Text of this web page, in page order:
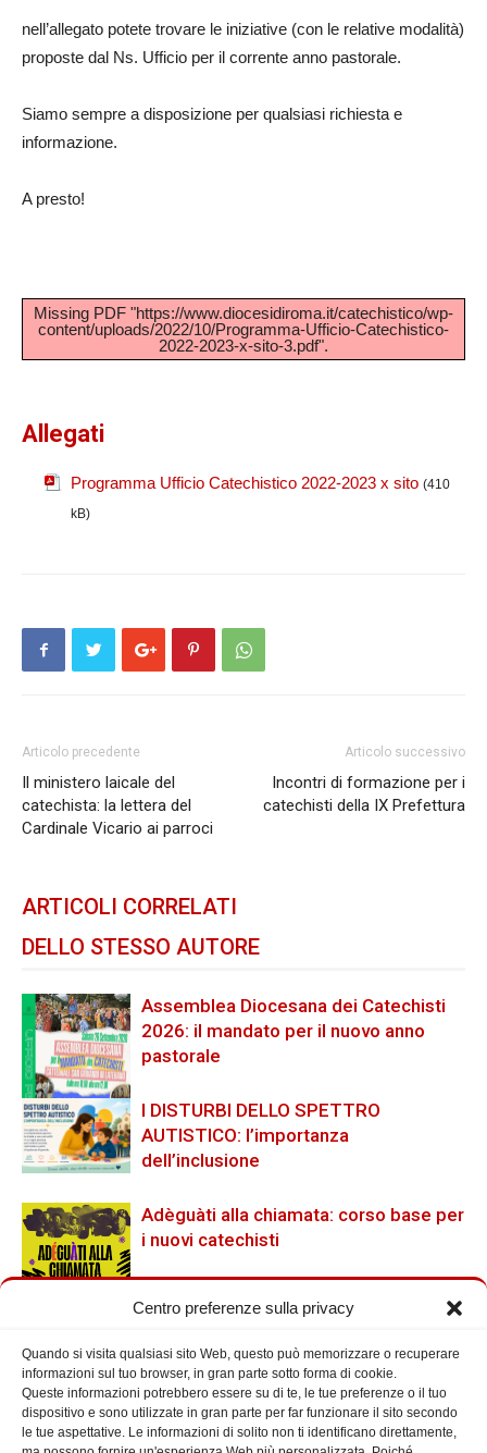
Centro preferenze sulla privacy
Quando si visita qualsiasi sito Web, questo può memorizzare o recuperare
informazioni sul tuo browser, in gran parte sotto forma di cookie.
Queste informazioni potrebbero essere su di te, le tue preferenze o il tuo
dispositivo e sono utilizzate in gran parte per far funzionare il sito secondo
le tue aspettative. Le informazioni di solito non ti identificano direttamente,
nell’allegato potete trovare le iniziative (con le relative modalità)
proposte dal Ns. Ufficio per il corrente anno pastorale.
Siamo sempre a disposizione per qualsiasi richiesta e
informazione.
A presto!
Missing PDF "https://www.diocesidiroma.it/catechistico/wp-
content/uploads/2022/10/Programma-Ufficio-Catechistico-
2022-2023-x-sito-3.pdf".
Allegati
Programma Ufficio Catechistico 2022-2023 x sito (410
kB)
Articolo precedente
Il ministero laicale del
catechista: la lettera del
Cardinale Vicario ai parroci
Articolo successivo
Incontri di formazione per i
catechisti della IX Prefettura
ARTICOLI CORRELATI
DELLO STESSO AUTORE
Assemblea Diocesana dei Catechisti
2026: il mandato per il nuovo anno
pastorale
I DISTURBI DELLO SPETTRO
AUTISTICO: l’importanza
dell’inclusione
Adèguàti alla chiamata: corso base per
i nuovi catechisti
Cerca nel Sito